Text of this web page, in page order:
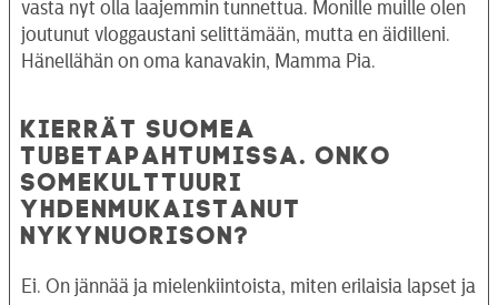
vasta nyt olla laajemmin tunnettua. Monille muille olen
joutunut vloggaustani selittämään, mutta en äidilleni.
Hänellähän on oma kanavakin, Mamma Pia.
KIERRÄT SUOMEA
TUBETAPAHTUMISSA. ONKO
SOMEKULTTUURI
YHDENMUKAISTANUT
NYKYNUORISON?
Ei. On jännää ja mielenkiintoista, miten erilaisia lapset ja